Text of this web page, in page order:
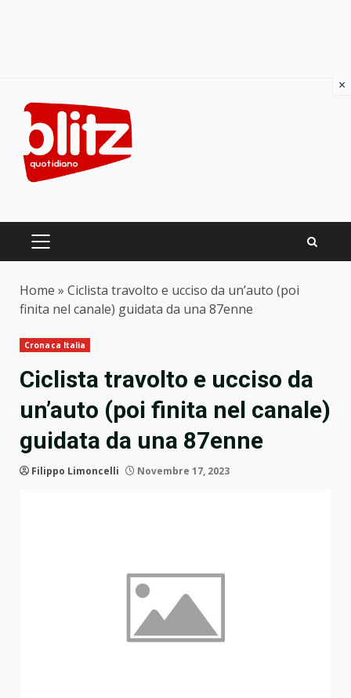
content
PRIMARY
Home » Ciclista travolto e ucciso da un’auto (poi
finita nel canale) guidata da una 87enne
Cronaca Italia
Ciclista travolto e ucciso da
un’auto (poi finita nel canale)
guidata da una 87enne
Filippo Limoncelli Novembre 17, 2023
×